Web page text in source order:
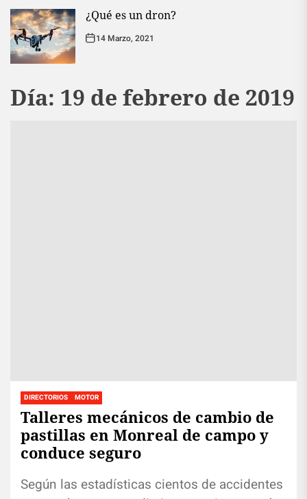
¿Qué es un dron?
14 Marzo, 2021
Día: 19 de febrero de 2019
DIRECTORIOS MOTOR
Talleres mecánicos de cambio de
pastillas en Monreal de campo y
conduce seguro
Según las estadísticas cientos de accidentes